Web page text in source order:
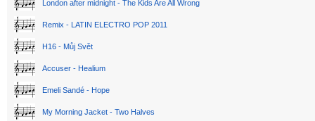
London after midnight - The Kids Are All Wrong
Remix - LATIN ELECTRO POP 2011
H16 - Můj Svět
Accuser - Healium
Emeli Sandé - Hope
My Morning Jacket - Two Halves